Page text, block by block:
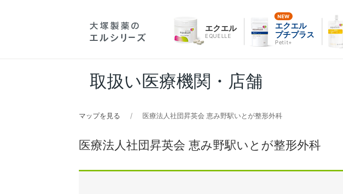
エクエル
EQUELLE
エクエル
プチプラス
Petit+
取扱い医療機関・店舗
マップを見る 医療法人社団昇英会 恵み野駅いとが整形外科
医療法人社団昇英会 恵み野駅いとが整形外科